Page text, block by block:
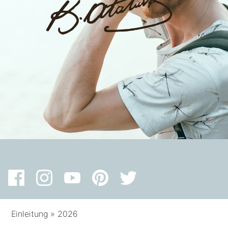
Einleitung » 2026